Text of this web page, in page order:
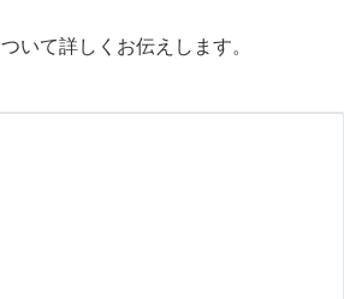
いて詳しくお伝えします。